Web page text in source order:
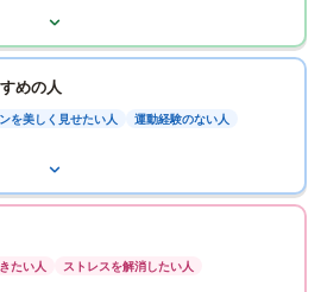
めの人
を美しく見せたい人 運動経験のない人
たい人 ストレスを解消したい人